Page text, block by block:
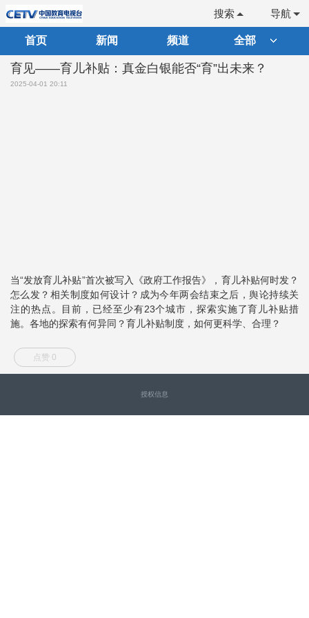
导航
搜索
首页 新闻 频道 全部
育见——育儿补贴：真金白银能否“育”出未来？
2025-04-01 20:11
当“发放育儿补贴”首次被写入《政府工作报告》，育儿补贴何时发？
怎么发？相关制度如何设计？成为今年两会结束之后，舆论持续关
注的热点。目前，已经至少有23个城市，探索实施了育儿补贴措
施。各地的探索有何异同？育儿补贴制度，如何更科学、合理？
点赞 0
授权信息